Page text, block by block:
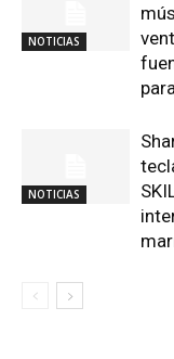
NOTICIAS
NOTICIAS